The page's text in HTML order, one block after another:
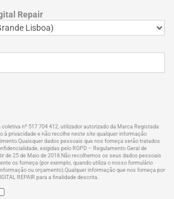
Repair
nº 517 704 412, utilizador autorizado da Marca Registada
à privacidade e não recolhe neste site qualquer informação
dados pessoais que nos forneça serão tratados
exigidas pelo RGPD – Regulamento Geral de
de 25 de Maio de 2018.Não recolhemos os seus dados pessoais
os forneça (por exemplo, quando utiliza o nosso formulário
ou orçamento).Qualquer informação que nos forneça por
REPAIR para a finalidade descrita.